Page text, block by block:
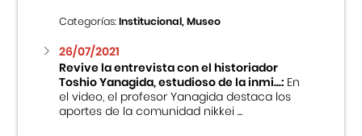
Categorías:Institucional, Museo
26/07/2021
Revive la entrevista con el historiador
Toshio Yanagida, estudioso de la inmi...:En
el video, el profesor Yanagida destaca los
aportes de la comunidad nikkei ...